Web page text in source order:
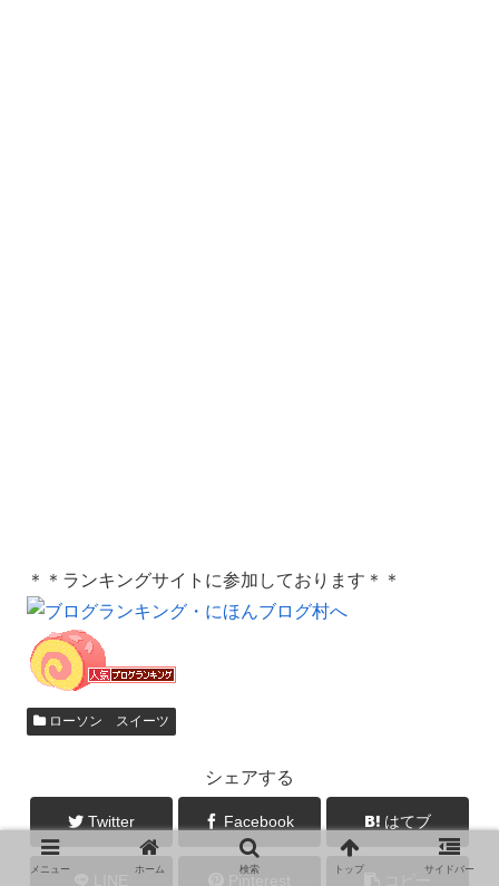
＊＊ランキングサイトに参加しております＊＊
ローソン スイーツ
シェアする
Twitter Facebook はてブ
Pinterest コピー
メニュー ホーム 検索 トップ サイドバー